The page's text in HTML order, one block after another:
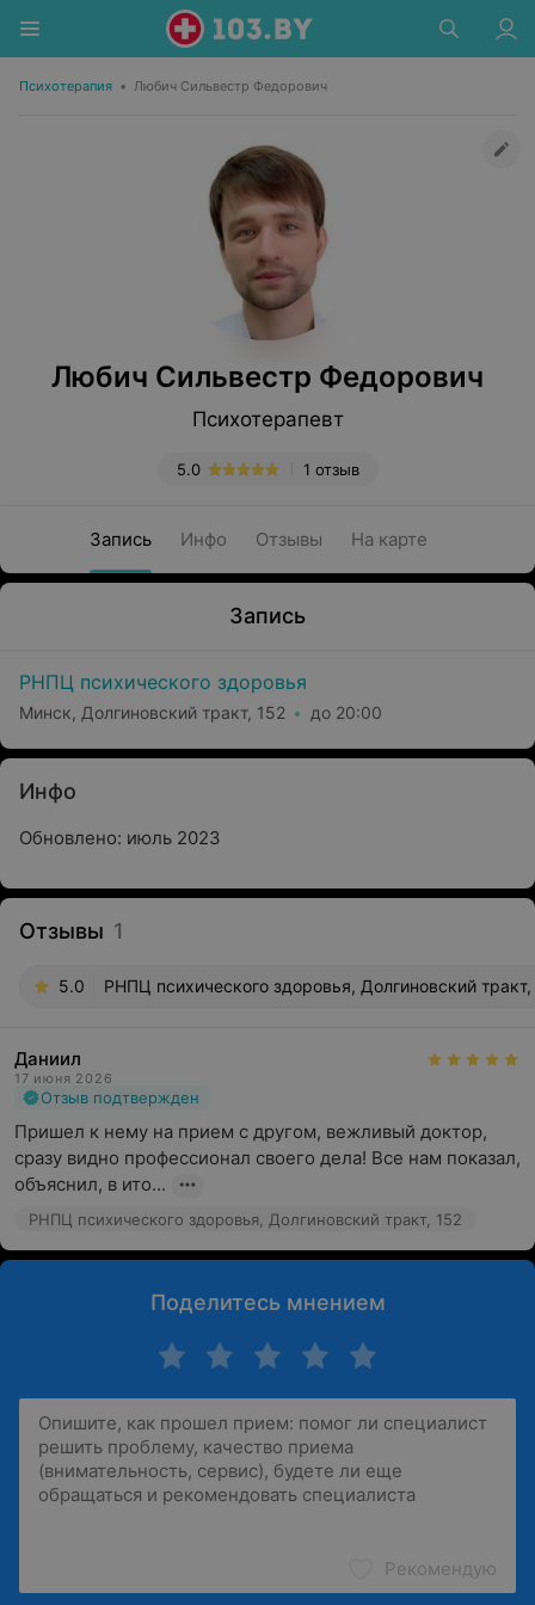
Психотерапия • Любич Сильвестр Федорович
Любич Сильвестр Федорович
Психотерапевт
1 отзыв
5.0
Запись Инфо Отзывы На карте
Запись
РНПЦ психического здоровья
Минск, Долгиновский тракт, 152 до 20:00
Инфо
Обновлено: июль 2023
Отзывы 1
5.0 РНПЦ психического здоровья, Долгиновский тракт,
Даниил
17 июня 2026
Отзыв подтвержден
Пришел к нему на прием с другом, вежливый доктор,
сразу видно профессионал своего дела! Все нам показал,
объяснил, в ито...
РНПЦ психического здоровья, Долгиновский тракт, 152
Поделитесь мнением
Рекомендую